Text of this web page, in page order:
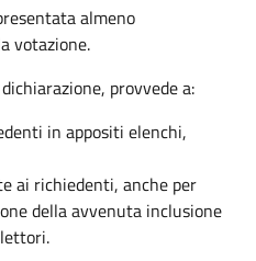
almeno
votazione.
provvede a:
in appositi elenchi,
ai richiedenti, anche per
della avvenuta inclusione